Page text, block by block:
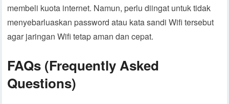
membeli kuota internet. Namun, perlu diingat untuk tidak
menyebarluaskan password atau kata sandi Wifi tersebut
agar jaringan Wifi tetap aman dan cepat.
FAQs (Frequently Asked
Questions)